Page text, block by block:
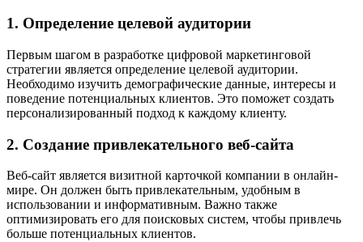
1. Определение целевой аудитории
Первым шагом в разработке цифровой маркетинговой
стратегии является определение целевой аудитории.
Необходимо изучить демографические данные, интересы и
поведение потенциальных клиентов. Это поможет создать
персонализированный подход к каждому клиенту.
2. Создание привлекательного веб-сайта
Веб-сайт является визитной карточкой компании в онлайн-
мире. Он должен быть привлекательным, удобным в
использовании и информативным. Важно также
оптимизировать его для поисковых систем, чтобы привлечь
больше потенциальных клиентов.